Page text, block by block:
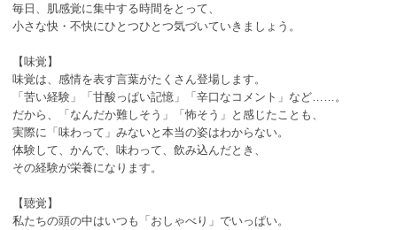
毎日、肌感覚に集中する時間をとって、
小さな快・不快にひとつひとつ気づいていきましょう。
【味覚】
味覚は、感情を表す言葉がたくさん登場します。
「苦い経験」「甘酸っぱい記憶」「辛口なコメント」など……。
だから、「なんだか難しそう」「怖そう」と感じたことも、
実際に「味わって」みないと本当の姿はわからない。
体験して、かんで、味わって、飲み込んだとき、
その経験が栄養になります。
【聴覚】
私たちの頭の中はいつも「おしゃべり」でいっぱい。